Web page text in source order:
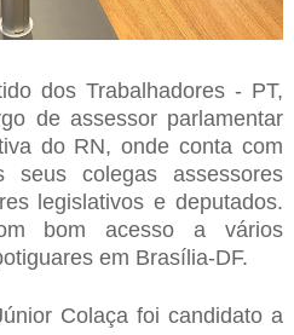
dos Trabalhadores - PT,
de assessor parlamentar
do RN, onde conta com
seus colegas assessores
legislativos e deputados.
bom acesso a vários
em Brasília-DF.
Colaça foi candidato a